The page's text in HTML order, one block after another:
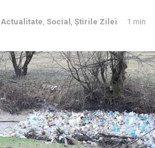
Actualitate, Social , Știrile Zilei 1 min